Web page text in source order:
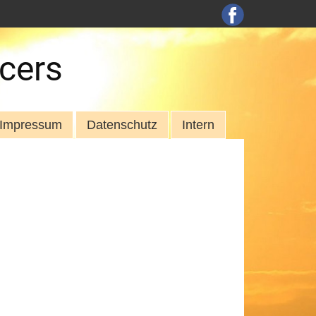
Impressum Datenschutz Intern